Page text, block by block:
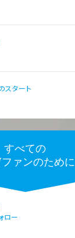
スタート
すべての
ァンのために
ロー